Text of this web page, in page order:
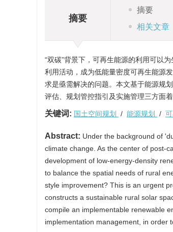
摘要
摘要
相关文章
“双碳”背景下，可再生能源的利用可以
利用活动，成为低能量密度可再生能源
求是亟需解决的问题。本文基于能源规
评估、规划管控指引及实施管理三方面
关键词: 国土空间规划 / 能源规划 /
Abstract: Under the background of
climate change. As the center of post-
development of low-energy-density
to balance the spatial needs of rural
style improvement? This is an urgent
constructs a sustainable rural solar
compile an implementable renewable
implementation management, in order